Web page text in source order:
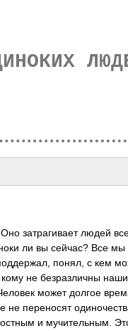
людей
ли вы сейчас? Все
понял, с кем
не безразличны
может долгое
не переносят
и мучительным.